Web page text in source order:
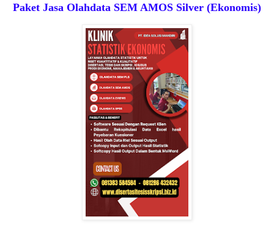
Paket Jasa Olahdata SEM AMOS Silver (Ekonomis)